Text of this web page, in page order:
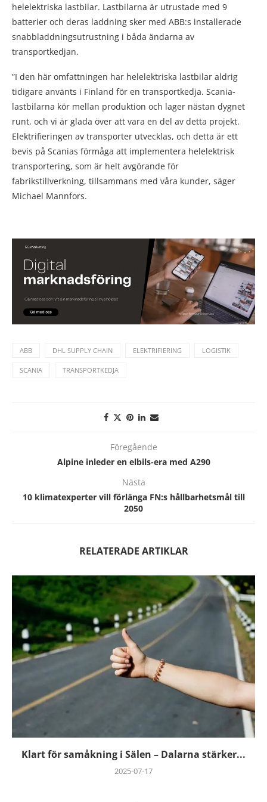
helelektriska lastbilar. Lastbilarna är utrustade med 9
batterier och deras laddning sker med ABB:s installerade
snabbladdningsutrustning i båda ändarna av
transportkedjan.
”I den här omfattningen har helelektriska lastbilar aldrig
tidigare använts i Finland för en transportkedja. Scania-
lastbilarna kör mellan produktion och lager nästan dygnet
runt, och vi är glada över att vara en del av detta projekt.
Elektrifieringen av transporter utvecklas, och detta är ett
bevis på Scanias förmåga att implementera helelektrisk
transportering, som är helt avgörande för
fabrikstillverkning, tillsammans med våra kunder, säger
Michael Mannfors.
ABB DHL SUPPLY CHAIN ELEKTRIFIERING LOGISTIK
SCANIA TRANSPORTKEDJA
Föregående
Alpine inleder en elbils-era med A290
Nästa
10 klimatexperter vill förlänga FN:s hållbarhetsmål till
2050
RELATERADE ARTIKLAR
Klart för samåkning i Sälen – Dalarna stärker...
2025-07-17